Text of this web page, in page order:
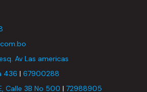
Av Las americas
436 |67900288
Calle 3B No 500 |72988905